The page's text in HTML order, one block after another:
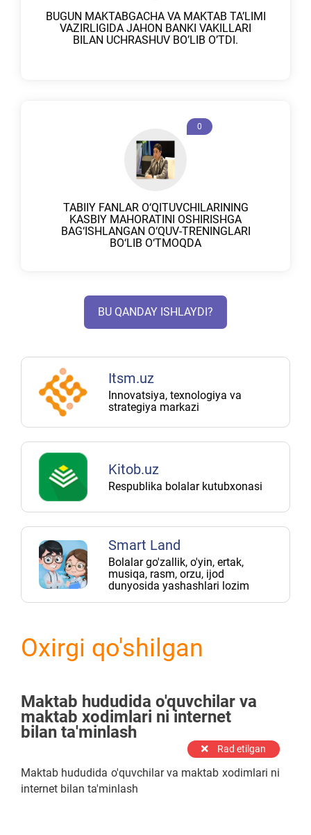
BUGUN MAKTABGACHA VA MAKTAB TA’LIMI
VAZIRLIGIDA JAHON BANKI VAKILLARI
BILAN UCHRASHUV BO’LIB O’TDI.
0
TABIIY FANLAR O‘QITUVCHILARINING
KASBIY MAHORATINI OSHIRISHGA
BAG‘ISHLANGAN O‘QUV-TRENINGLARI
BO‘LIB O‘TMOQDA
BU QANDAY ISHLAYDI?
Itsm.uz
Innovatsiya, texnologiya va
strategiya markazi
Kitob.uz
Respublika bolalar kutubxonasi
Smart Land
Bolalar go'zallik, o'yin, ertak,
musiqa, rasm, orzu, ijod
dunyosida yashashlari lozim
Oxirgi qo'shilgan
Maktab hududida o'quvchilar va
maktab xodimlari ni internet
bilan ta'minlash
Rad etilgan
Maktab hududida o'quvchilar va maktab xodimlari ni
internet bilan ta'minlash